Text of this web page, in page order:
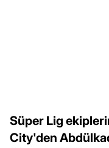
Süper Lig
City'den